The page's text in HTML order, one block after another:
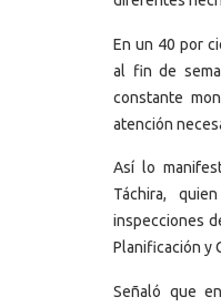
En un 40 por
al fin de
constante
atención
Así lo
Táchira,
inspecciones
Planificación y
Señaló que